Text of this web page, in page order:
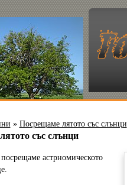
» Посрещаме лятото със слънци
със слънци
астрномическото